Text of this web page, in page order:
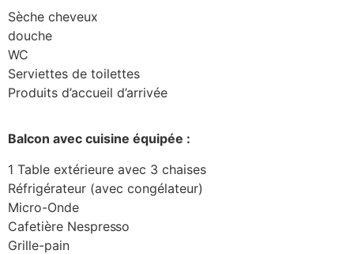
Sèche cheveux
douche
WC
Serviettes de toilettes
Produits d’accueil d’arrivée
Balcon avec cuisine équipée :
1 Table extérieure avec 3 chaises
Réfrigérateur (avec congélateur)
Micro-Onde
Cafetière Nespresso
Grille-pain